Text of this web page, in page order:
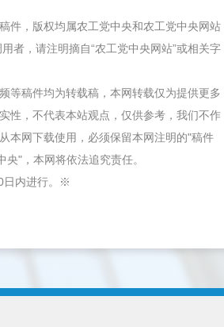
件，版权均属农工党中央和农工党中央网站
者，请注明摘自“农工党中央网站”或相关字
等稿件均为转载稿，本网转载仅为提供更多
性，不代表本站观点，仅供参考，我们不作
本网下载使用，必须保留本网注明的"稿件
"，本网将依法追究责任。
日内进行。※